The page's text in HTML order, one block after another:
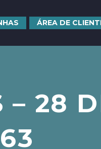
ÁREA DE
– 28